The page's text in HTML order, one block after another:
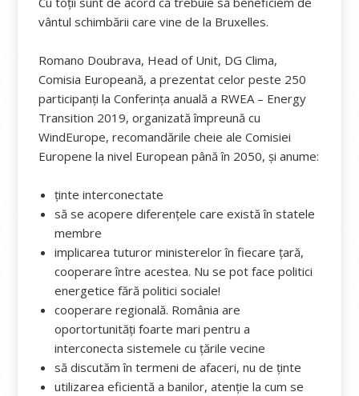
vântul schimbării care vine de la Bruxelles.
Romano Doubrava, Head of Unit, DG Clima,
Comisia Europeană, a prezentat celor peste 250
participanți la Conferința anuală a RWEA – Energy
Transition 2019, organizată împreună cu
WindEurope, recomandările cheie ale Comisiei
Europene la nivel European până în 2050, și anume:
ținte interconectate
să se acopere diferențele care există în statele
membre
implicarea tuturor ministerelor în fiecare țară,
cooperare între acestea. Nu se pot face politici
energetice fără politici sociale!
cooperare regională. România are
oportortunități foarte mari pentru a
interconecta sistemele cu țările vecine
să discutăm în termeni de afaceri, nu de ținte
utilizarea eficientă a banilor, atenție la cum se